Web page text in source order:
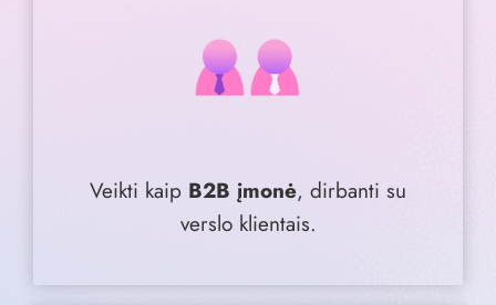
Veikti kaip B2B įmonė, dirbanti su
verslo klientais.